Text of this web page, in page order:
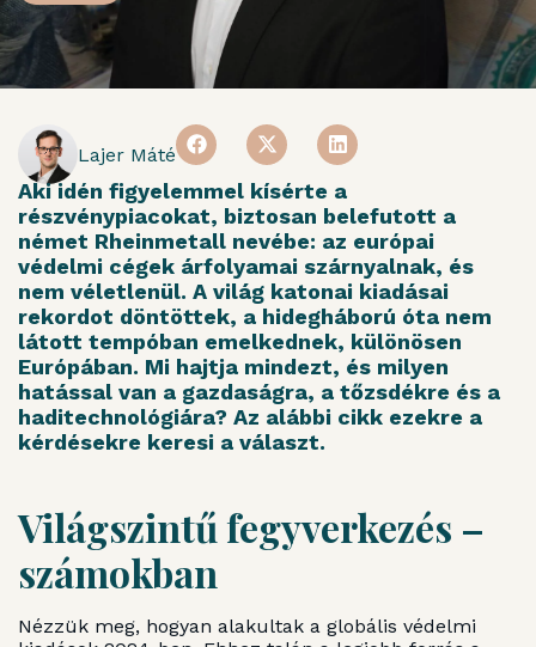
Lajer Máté
Aki idén figyelemmel kísérte a
részvénypiacokat, biztosan belefutott a
német Rheinmetall nevébe: az európai
védelmi cégek árfolyamai szárnyalnak, és
nem véletlenül. A világ katonai kiadásai
rekordot döntöttek, a hidegháború óta nem
látott tempóban emelkednek, különösen
Európában. Mi hajtja mindezt, és milyen
hatással van a gazdaságra, a tőzsdékre és a
haditechnológiára? Az alábbi cikk ezekre a
kérdésekre keresi a választ.
Világszintű fegyverkezés –
számokban
Nézzük meg, hogyan alakultak a globális védelmi